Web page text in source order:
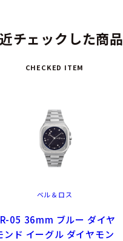
チェックした商品
CHECKED ITEM
ベル＆ロス
05 36mm ブルー ダイヤ
ンド イーグル ダイヤモン